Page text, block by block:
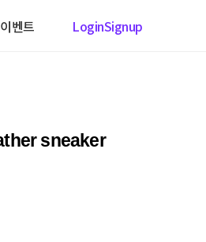
이벤트 LoginSignup
sneaker